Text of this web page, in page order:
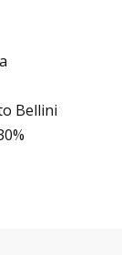
Bellini